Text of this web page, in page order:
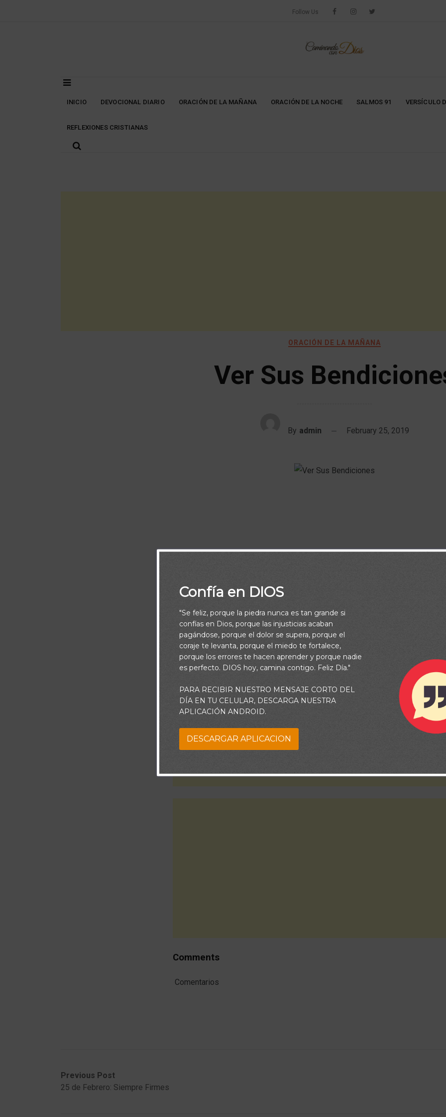
Follow Us
INICIO DEVOCIONAL DIARIO ORACIÓN DE LA MAÑANA ORACIÓN DE LA NOCHE SALMOS 91 VERSÍCULO
REFLEXIONES CRISTIANAS
ORACIÓN DE LA MAÑANA
Ver Sus
By admin February 25, 2019
Este es el día que hizo Jehová;Nos gozaremos y alegraremos en él.
ver siempre, por encima de aquello que me falte, las grandiosas bendiciones
en mi vida, de forma que tenga siempre un corazón agradecido con Tu
misericordia. Amén.
Comments
Comentarios
Previous Post
25 de Febrero: Siempre Firmes
Confía en DIOS
"Se feliz, porque la piedra nunca es tan grande si
confías en Dios, porque las injusticias acaban
pagándose, porque el dolor se supera, porque el
coraje te levanta, porque el miedo te fortalece,
porque los errores te hacen aprender y porque nadie
es perfecto. DIOS hoy, camina contigo. Feliz Día."
PARA RECIBIR NUESTRO MENSAJE CORTO DEL
DÍA EN TU CELULAR, DESCARGA NUESTRA
APLICACIÓN ANDROID.
DESCARGAR APLICACION